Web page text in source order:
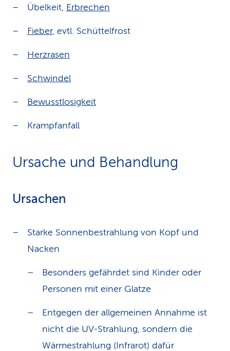
Übelkeit, Erbrechen
Fieber, evtl. Schüttelfrost
Herzrasen
Schwindel
Bewusstlosigkeit
Krampfanfall
Ursache und Behandlung
Ursachen
Starke Sonnenbestrahlung von Kopf und
Nacken
Besonders gefährdet sind Kinder oder
Personen mit einer Glatze
Entgegen der allgemeinen Annahme ist
nicht die UV-Strahlung, sondern die
Wärmestrahlung (Infrarot) dafür